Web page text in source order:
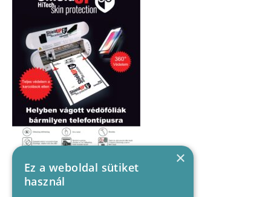
×
Ez a weboldal sütiket
használ